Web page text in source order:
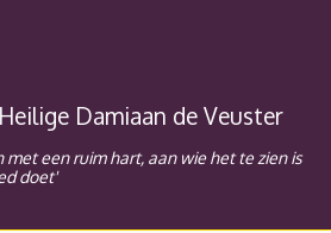
Damiaan de Veuster
met een ruim hart, aan wie het te zien is
doet'